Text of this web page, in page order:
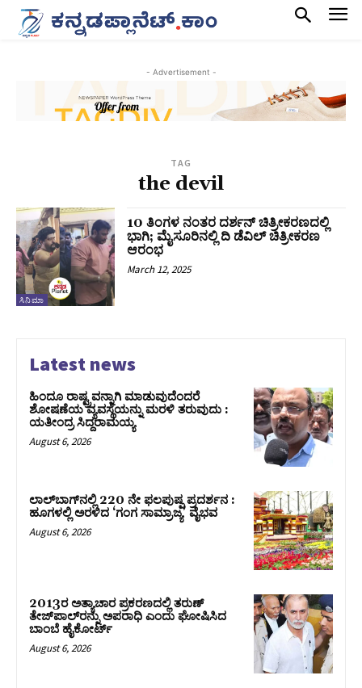
- Advertisement -
TAG
the devil
ಸಿನಿಮಾ
10 ತಿಂಗಳ ನಂತರ ದರ್ಶನ್‌ ಚಿತ್ರೀಕರಣದಲ್ಲಿ
ಭಾಗಿ; ಮೈಸೂರಿನಲ್ಲಿ ದಿ ಡೆವಿಲ್ ಚಿತ್ರೀಕರಣ
ಆರಂಭ
March 12, 2025
Latest news
ಹಿಂದೂ ರಾಷ್ಟ್ರವನ್ನಾಗಿ ಮಾಡುವುದೆಂದರೆ
ಶೋಷಣೆಯ ವ್ಯವಸ್ಥೆಯನ್ನು ಮರಳಿ ತರುವುದು :
ಯತೀಂದ್ರ ಸಿದ್ದರಾಮಯ್ಯ
August 6, 2026
ಲಾಲ್‍ಬಾಗ್‍ನಲ್ಲಿ 220 ನೇ ಫಲಪುಷ್ಪ ಪ್ರದರ್ಶನ :
ಹೂಗಳಲ್ಲಿ ಅರಳಿದ ‘ಗಂಗ ಸಾಮ್ರಾಜ್ಯ’ ವೈಭವ
August 6, 2026
2013ರ ಅತ್ಯಾಚಾರ ಪ್ರಕರಣದಲ್ಲಿ ತರುಣ್
ತೇಜ್‌ಪಾಲ್‌ರನ್ನು ಅಪರಾಧಿ ಎಂದು ಘೋಷಿಸಿದ
ಬಾಂಬೆ ಹೈಕೋರ್ಟ್
August 6, 2026